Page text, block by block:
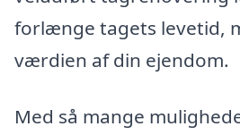
forlænge tagets levetid,
værdien af din ejendom.
Med så mange